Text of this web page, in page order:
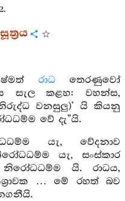
රාධ තෙරණුවෝ
සැල කළහ: වහන්ස,
වනසුලු)’ යි කියනු
වේ දැ”යි.
යැ, වේදනාව
යැ, සංස්කාර
යි. රාධය,
… මේ රහත් බව